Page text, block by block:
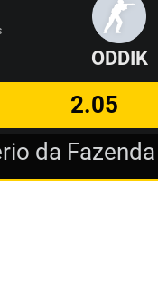
ODDIK
2.05
da